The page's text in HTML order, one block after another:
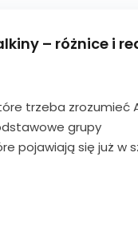
– różnice i
trzeba zrozumieć
grupy
pojawiają się już w